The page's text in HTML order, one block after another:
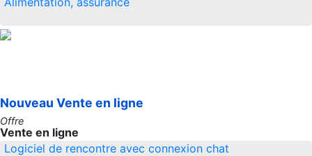
Nouveau Vente en ligne
Offre
Vente en ligne
Logiciel de rencontre avec connexion chat